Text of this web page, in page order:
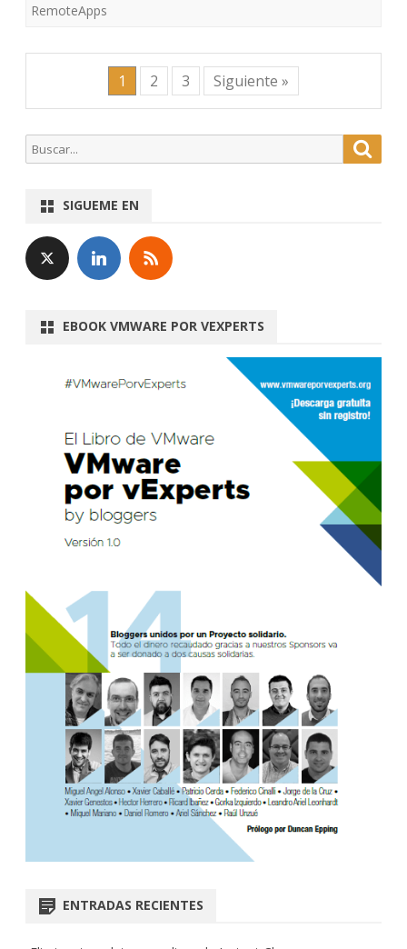
RemoteApps
1 2 3 Siguiente »
Buscar
SIGUEME EN
EBOOK VMWARE POR VEXPERTS
ENTRADAS RECIENTES